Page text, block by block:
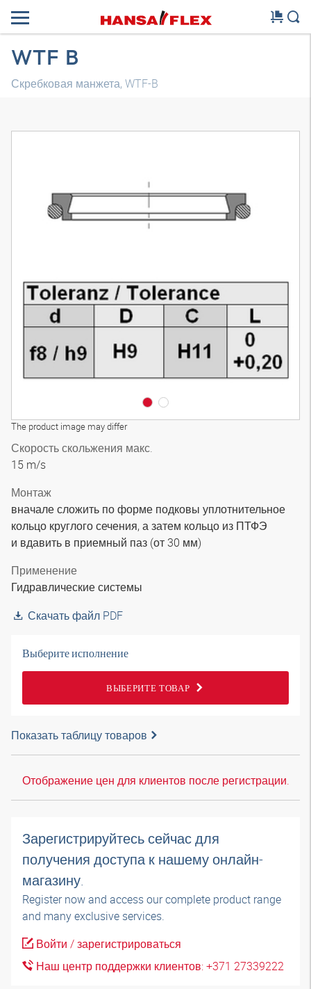
WTF B
Скребковая манжета, WTF-B
The product image may differ
Скорость скольжения макс.
15 m/s
Монтаж
вначале сложить по форме подковы уплотнительное
кольцо круглого сечения, а затем кольцо из ПТФЭ
и вдавить в приемный паз (от 30 мм)
Применение
Гидравлические системы
Скачать файл PDF
Выберите исполнение
ВЫБЕРИТЕ ТОВАР
Показать таблицу товаров
Отображение цен для клиентов после регистрации.
Зарегистрируйтесь сейчас для
получения доступа к нашему онлайн-
магазину.
Register now and access our complete product range
and many exclusive services.
Войти / зарегистрироваться
Наш центр поддержки клиентов: +371 27339222